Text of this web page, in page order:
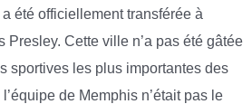
été officiellement transférée à
Presley. Cette ville n’a pas été gâtée
sportives les plus importantes des
de Memphis n’était pas le